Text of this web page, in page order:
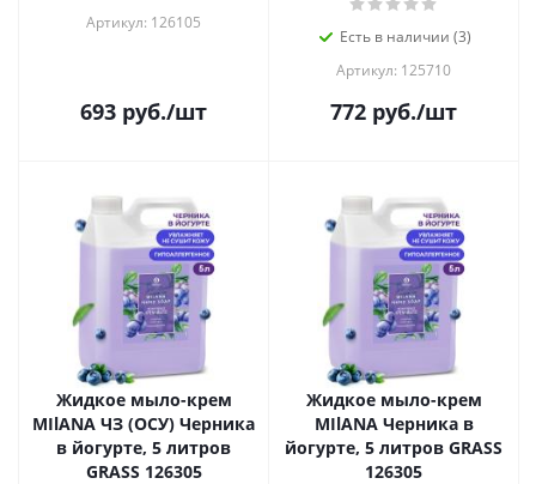
Артикул: 126105
693 руб./шт
Есть в наличии (3)
Артикул: 125710
772 руб./шт
Жидкое мыло-крем
MIlANA ЧЗ (ОСУ) Черника
в йогурте, 5 литров
GRASS 126305
Жидкое мыло-крем
MIlANA Черника в
йогурте, 5 литров GRASS
126305